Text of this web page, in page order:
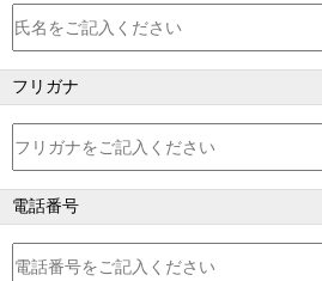
フリガナ
電話番号